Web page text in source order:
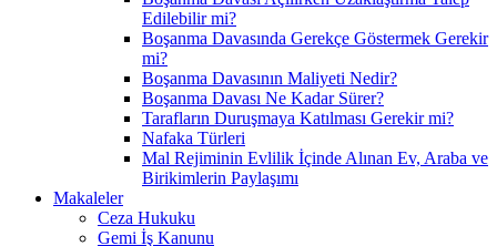
Edilebilir mi?
Boşanma Davasında Gerekçe Göstermek Gerekir
mi?
Boşanma Davasının Maliyeti Nedir?
Boşanma Davası Ne Kadar Sürer?
Tarafların Duruşmaya Katılması Gerekir mi?
Nafaka Türleri
Mal Rejiminin Evlilik İçinde Alınan Ev, Araba ve
Birikimlerin Paylaşımı
Makaleler
Ceza Hukuku
Gemi İş Kanunu